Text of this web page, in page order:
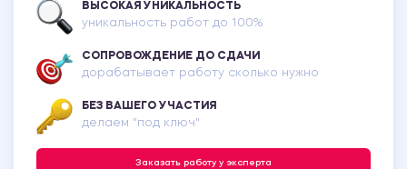
ВЫСОКАЯ УНИКАЛЬНОСТЬ
уникальность работ до 100%
СОПРОВОЖДЕНИЕ ДО СДАЧИ
дорабатывает работу сколько нужно
БЕЗ ВАШЕГО УЧАСТИЯ
делаем "под ключ"
Заказать работу у эксперта